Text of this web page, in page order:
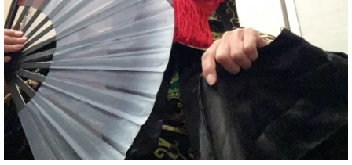
さらに読み込む